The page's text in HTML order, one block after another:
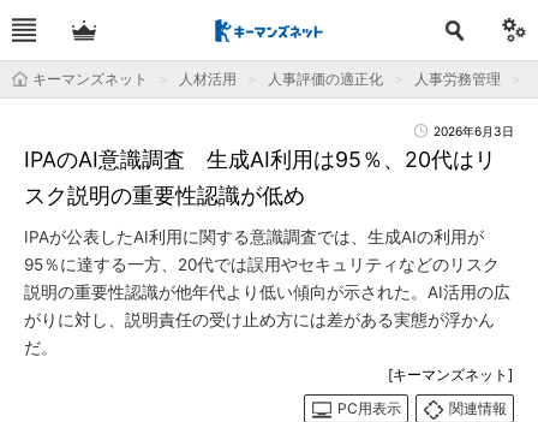
キーマンズネット 人材活用 人事評価の適正化 人事労務管理
2026年6月3日
IPAのAI意識調査 生成AI利用は95％、20代はリ
スク説明の重要性認識が低め
IPAが公表したAI利用に関する意識調査では、生成AIの利用が
95％に達する一方、20代では誤用やセキュリティなどのリスク
説明の重要性認識が他年代より低い傾向が示された。AI活用の広
がりに対し、説明責任の受け止め方には差がある実態が浮かん
だ。
[キーマンズネット]
PC用表示
関連情報